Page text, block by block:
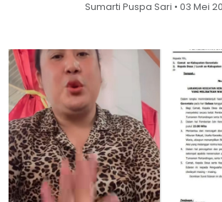
Sumarti Puspa Sari • 03 Mei